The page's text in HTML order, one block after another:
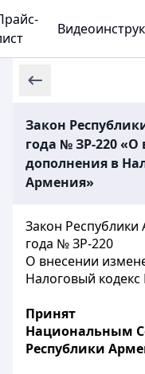
Закон
года № ЗР-220
дополнения в
Армения»
Закон
года № ЗР-220
О внесении
Налоговый
Принят
Национальным
Республики